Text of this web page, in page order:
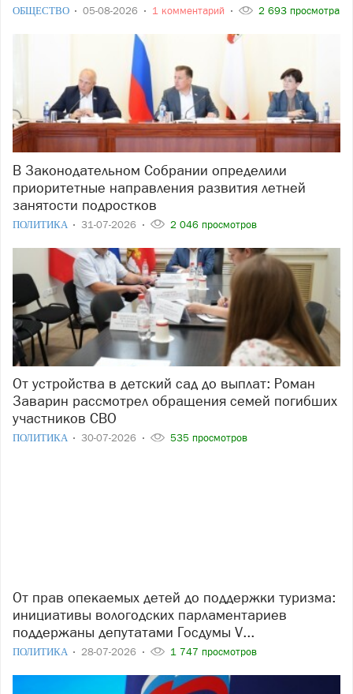
ОБЩЕСТВО 05-08-2026 1 комментарий 2 693 просмотра
В Законодательном Собрании определили
приоритетные направления развития летней
занятости подростков
ПОЛИТИКА 31-07-2026 2 046 просмотров
От устройства в детский сад до выплат: Роман
Заварин рассмотрел обращения семей погибших
участников СВО
ПОЛИТИКА 30-07-2026 535 просмотров
От прав опекаемых детей до поддержки туризма:
инициативы вологодских парламентариев
поддержаны депутатами Госдумы V...
ПОЛИТИКА 28-07-2026 1 747 просмотров